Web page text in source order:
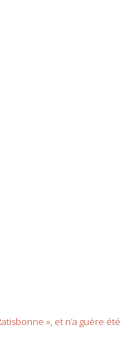
», et n’a guère été